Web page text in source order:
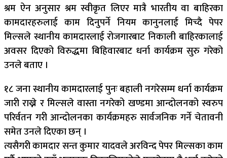
श्रम ऐन अनुसार श्रम स्वीकृत लिएर मात्रै भारतीय वा बाहिरका
कामदारहरुलाई काम दिनुपर्ने नियम कानुनलाई मिच्दै पेपर
मिल्सले स्थानीय कामदारलाई रोजगारबाट निकाली बाहिरकालाई
अवसर दिएको विरुद्धमा बिहिवारबाट धर्ना कार्यक्रम सुरु गरेको
उनले बताए ।
१८ जना स्थानीय कामदारलाई पुनः बहाली नगरेसम्म धर्ना कार्यक्रम
जारी राख्ने र मिल्सले वास्ता नगरेको खण्डमा आन्दोलनको स्वरुप
परिर्वतन गरी आन्दोलनका कार्यक्रमहरु सार्वजनिक गर्ने चेतावनी
समेत उनले दिएका छन् ।
त्यसैगरी कामदार सन्त कुमार यादवले अरविन्द पेपर मिल्सका काम